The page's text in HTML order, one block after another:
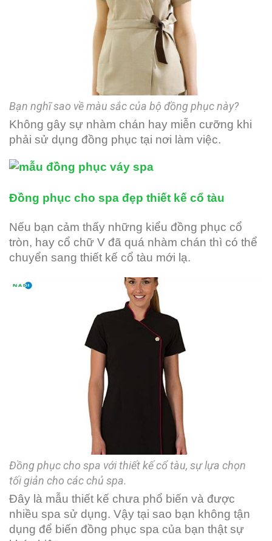
Bạn nghĩ sao về màu sắc của bộ đồng phục này?
Không gây sự nhàm chán hay miễn cưỡng khi
phải sử dụng đồng phục tại nơi làm việc.
Đồng phục cho spa đẹp thiết kế cổ tàu
Nếu bạn cảm thấy những kiểu đồng phục cổ
tròn, hay cổ chữ V đã quá nhàm chán thì có thể
chuyển sang thiết kế cổ tàu mới lạ.
Đồng phục cho spa với thiết kế cổ tàu, sự lựa chọn
tối giản cho các chủ spa.
Đây là mẫu thiết kế chưa phổ biến và được
nhiều spa sử dụng. Vậy tại sao bạn không tận
dụng để biến đồng phục spa của bạn thật sự